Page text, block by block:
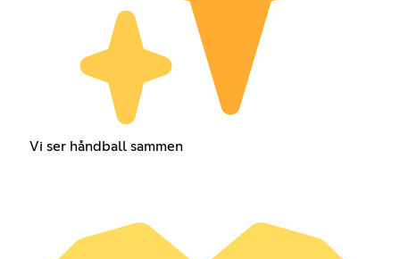
Vi ser håndball sammen